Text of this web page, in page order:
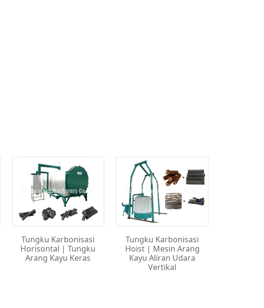
Tungku Karbonisasi
Horisontal | Tungku
Arang Kayu Keras
Tungku Karbonisasi
Hoist | Mesin Arang
Kayu Aliran Udara
Vertikal